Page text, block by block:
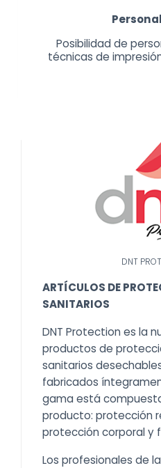
Posibilidad de
técnicas de
DNT
ARTÍCULOS DE
SANITARIOS
DNT Protection es la
productos de
sanitarios
fabricados
gama está
producto: protección
protección corporal y
Los profesionales de